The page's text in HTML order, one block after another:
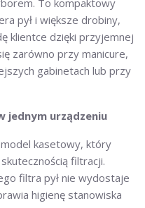
To kompaktowy
pył i większe drobiny,
klientce dzięki przyjemnej
zarówno przy manicure,
gabinetach lub przy
jednym urządzeniu
kasetowy, który
filtracji.
filtra pył nie wydostaje
higienę stanowiska